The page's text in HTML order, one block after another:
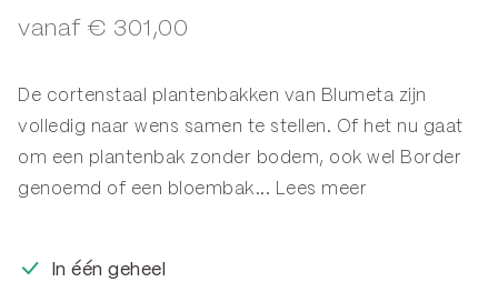
vanaf € 301,00
De cortenstaal plantenbakken van Blumeta zijn
volledig naar wens samen te stellen. Of het nu gaat
om een plantenbak zonder bodem, ook wel
Border
genoemd of een bloembak ... Lees meer
In één geheel